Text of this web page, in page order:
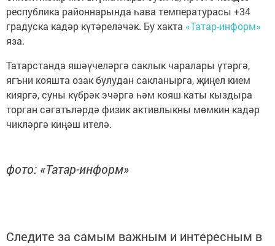
республика районнарында һава температурасы +34
градуска кадәр күтәреләчәк. Бу хакта «Татар-информ»
яза.
Татарстанда яшәүчеләргә саклык чаралары үтәргә,
ягъни кояшта озак булудан сакланырга, җиңел кием
кияргә, суны күбрәк эчәргә һәм кояш каты кыздыра
торган сәгатьләрдә физик активлыкны мөмкин кадәр
чикләргә киңәш ителә.
фото: «Татар-информ»
Следите за самым важным и интересным в